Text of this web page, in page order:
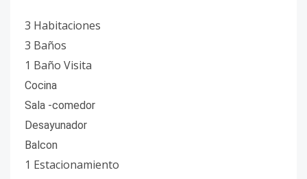
3 Habitaciones
3 Baños
1 Baño Visita
Cocina
Sala -comedor
Desayunador
Balcon
1 Estacionamiento